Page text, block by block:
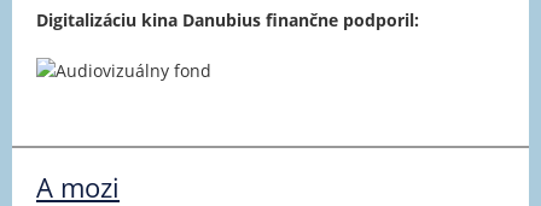
Digitalizáciu kina Danubius finančne podporil:
A mozi